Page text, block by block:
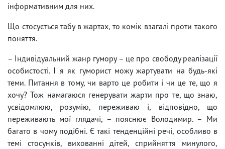
інформативним для них.
Що стосується табу в жартах, то комік взагалі проти такого
поняття.
– Індивідуальний жанр гумору – це про свободу реалізації
особистості. І я як гуморист можу жартувати на будь-які
теми. Питання в тому, чи варто це робити і чи це те, що я
хочу? Тож намагаюся генерувати жарти про те, що знаю,
усвідомлюю, розумію, переживаю і, відповідно, що
переживають мої глядачі, – пояснює Володимир. – Ми
багато в чому подібні. Є такі тенденційні речі, особливо в
темі стосунків, вихованні дітей, сприйняття минулого,